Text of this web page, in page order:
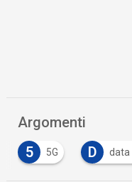
Argomenti
5
5G D data